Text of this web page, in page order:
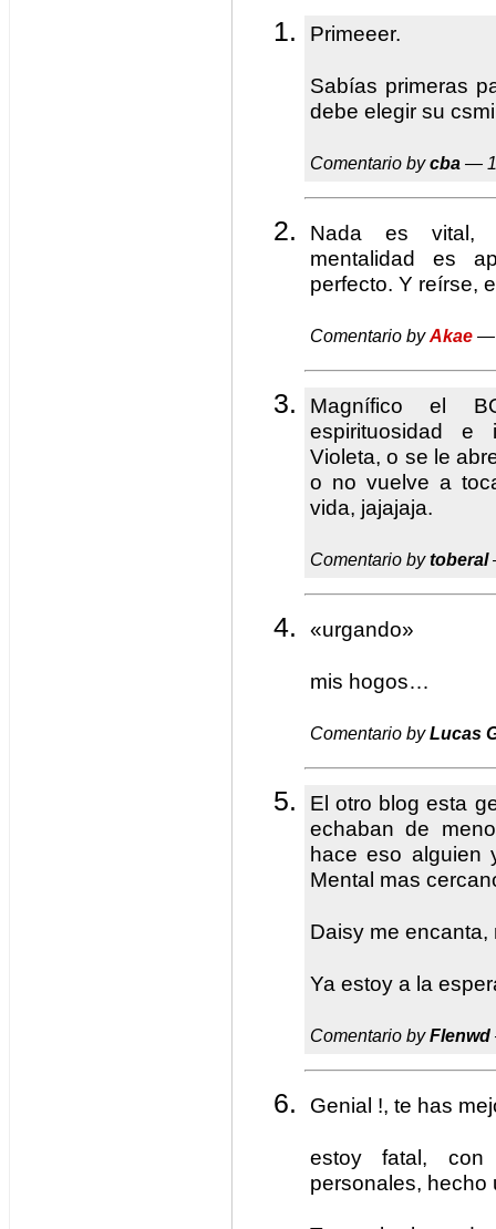
Primeeer.
Sabías primeras
debe elegir su
Comentario bycba —
Nada es vital,
mentalidad es
perfecto. Y reírse,
Comentario byAkae —
Magnífico el
espirituosidad e
Violeta, o se le
o no vuelve a
vida, jajajaja.
Comentario bytoberal
«urgando»
mis hogos…
Comentario byLucas
El otro blog esta
echaban de
hace eso alguien
Mental mas
Daisy me
Ya estoy a la
Comentario byFlenwd
Genial !, te has
estoy fatal, con
personales, hecho